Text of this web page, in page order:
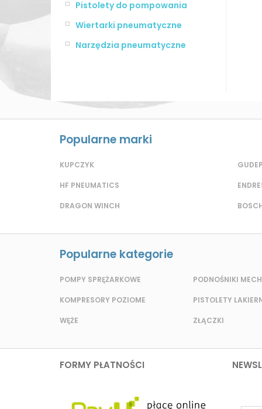
Pistolety do pompowania
Wiertarki pneumatyczne
Narzędzia pneumatyczne
Popularne marki
KUPCZYK
HF PNEUMATICS
DRAGON WINCH
Popularne kategorie
POMPY SPRĘŻARKOWE
KOMPRESORY POZIOME
WĘŻE
PODNOŚNIKI
PISTOLETY
ZŁĄCZKI
FORMY PŁATNOŚCI